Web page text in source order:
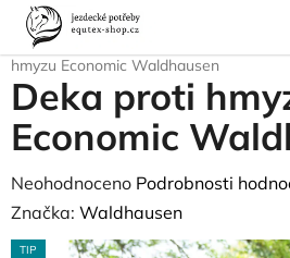
Přejít
obsah
Domů
Pro koně
hmyzu Economic Waldhausen
Deka proti
Economic
Průměrné
hodnocení
produktu
Neohodnoceno Podrobnosti
Značka: Waldhausen
TIP